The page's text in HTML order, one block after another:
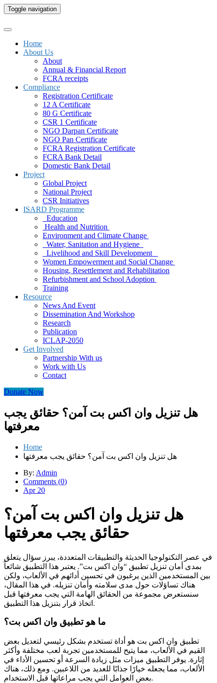
Toggle navigation
Home
About Us
About
Annual & Financial Report
FCRA receipts
Compliance
Registration Certificate
12 A Certificate
80 G Certificate
CSR 1 Certificate
NGO Darpan Certificate
NGO Pan Certificate
FCRA Registration Certificate
FCRA Bank Detail
Domestic Bank Detail
Project
Global Project
National Project
CSR Initiatives
ISARD Programme
Education
Health and Nutrition
Environment and Climate Change
Water, Sanitation and Hygiene
Livelihood and Skill Development
Women Empowerment and Social Change
Housing, Resettlement and Rehabilitation
Refurbishment and School Adoption
Training
Resource
News And Event
Dissemination And Workshop
Research
Publication
ICLAP-2050
Get Involved
Partnership With us
Work with Us
Contact
Donate Now
هل تنزيل وان اكس بت آمن؟ حقائق يجب
معرفتها
Home
هل تنزيل وان اكس بت آمن؟ حقائق يجب معرفتها
By: Admin
Comments (0)
Apr 20
هل تنزيل وان اكس بت آمن؟
حقائق يجب معرفتها
في عصر التكنولوجيا الحديثة والتطبيقات المتعددة، يبرز سؤال يتعلق
بمدى أمان تنزيل تطبيق “وان اكس بت”. يعتبر هذا التطبيق شائعاً
بين المستخدمين الذين يرغبون في تحسين أدائهم في الألعاب، ولكن
هناك تساؤلات حول مدى سلامته وأمان تنزيله. في هذا المقال،
سنستعرض مجموعة من الحقائق الهامة التي يجب معرفتها قبل
اتخاذ قرار بتنزيل هذا التطبيق.
ما هو تطبيق وان اكس بت؟
تطبيق وان اكس بت هو أداة تستخدم بشكل رئيسي لتعديل بعض
القيم في الألعاب، مما يتيح للمستخدمين تجربة لعب مختلفة وأكثر
إثارة. يوفر التطبيق ميزات مثل زيادة السرعة أو تحسين الأداء في
الألعاب، مما يجعله خيارًا جذابًا للعديد من اللاعبين. ومع ذلك، هناك
بعض العوامل التي يجب مراعاتها قبل الاستخدام.